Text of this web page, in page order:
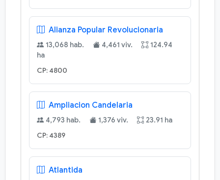
Alianza Popular Revolucionaria
13,068 hab. 4,461 viv.
124.94
ha
CP: 4800
Ampliacion Candelaria
4,793 hab. 1,376 viv. 23.91 ha
CP: 4389
Atlantida